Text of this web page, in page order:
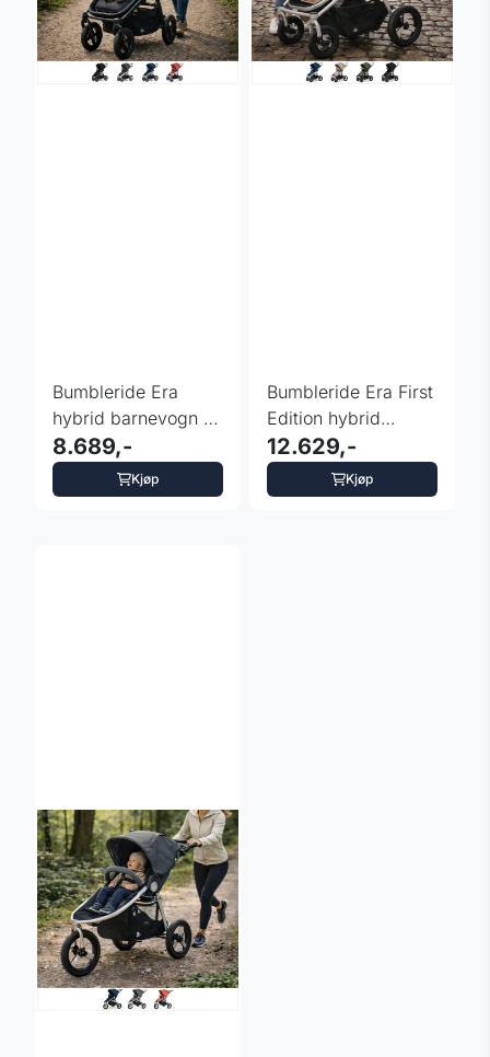
Bumbleride Era
hybrid barnevogn -
fargevalg
8.689,-
Kjøp
Bumbleride Era First
Edition hybrid
barnevogn -
fargevalg
12.629,-
Kjøp